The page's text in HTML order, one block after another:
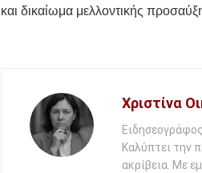
και δικαίωμα μελλοντικής
Χριστίνα
Καλύπτει την
ακρίβεια. Με